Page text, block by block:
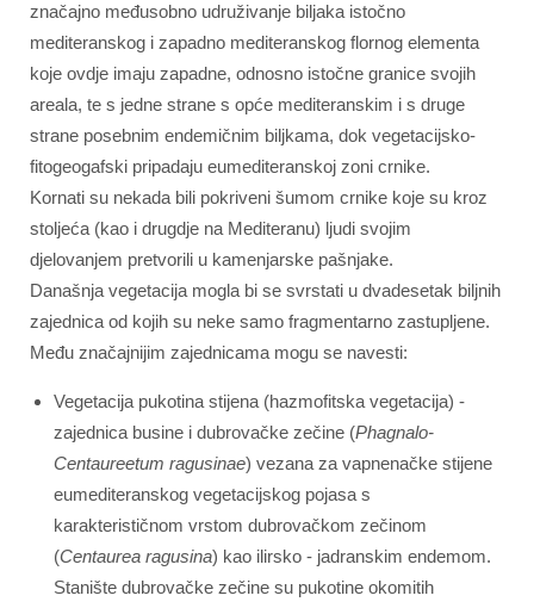
značajno međusobno udruživanje biljaka istočno
mediteranskog i zapadno mediteranskog flornog elementa
koje ovdje imaju zapadne, odnosno istočne granice svojih
areala, te s jedne strane s opće mediteranskim i s druge
strane posebnim endemičnim biljkama, dok vegetacijsko-
fitogeogafski pripadaju eumediteranskoj zoni crnike.
Kornati su nekada bili pokriveni šumom crnike koje su kroz
stoljeća (kao i drugdje na Mediteranu) ljudi svojim
djelovanjem pretvorili u kamenjarske pašnjake.
Današnja vegetacija mogla bi se svrstati u dvadesetak biljnih
zajednica od kojih su neke samo fragmentarno zastupljene.
Među značajnijim zajednicama mogu se navesti:
Vegetacija pukotina stijena (hazmofitska vegetacija) -
zajednica busine i dubrovačke zečine (Phagnalo-
Centaureetum ragusinae) vezana za vapnenačke stijene
eumediteranskog vegetacijskog pojasa s
karakterističnom vrstom dubrovačkom zečinom
(Centaurea ragusina) kao ilirsko - jadranskim endemom.
Stanište dubrovačke zečine su pukotine okomitih